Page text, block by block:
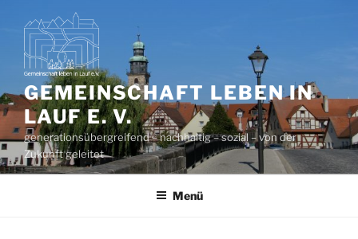
Inhalt
springen
GEMEINSCHAFT LEBEN IN
LAUF E. V.
generationsübergreifend – nachhaltig – sozial – von der
Zukunft geleitet
Menü